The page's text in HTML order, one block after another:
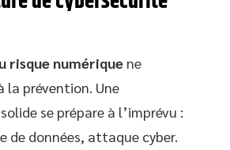
risque numérique ne
la prévention. Une
se prépare à l’imprévu :
de données, attaque cyber.